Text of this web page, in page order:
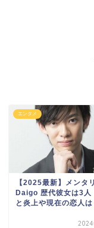
エンタメ
【2025最新】メンタ
Daigo 歴代彼女は3人
と炎上や現在の恋人は
2024